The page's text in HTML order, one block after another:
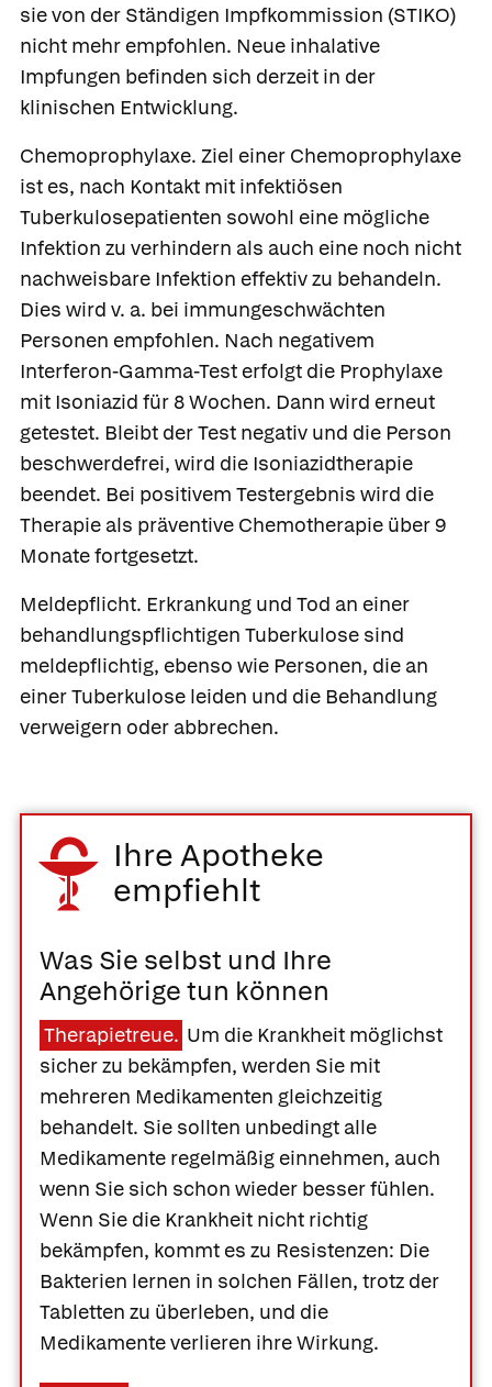
sie von der Ständigen Impfkommission (STIKO)
nicht mehr empfohlen. Neue inhalative
Impfungen befinden sich derzeit in der
klinischen Entwicklung.
Chemoprophylaxe. Ziel einer Chemoprophylaxe
ist es, nach Kontakt mit infektiösen
Tuberkulosepatienten sowohl eine mögliche
Infektion zu verhindern als auch eine noch nicht
nachweisbare Infektion effektiv zu behandeln.
Dies wird v. a. bei immungeschwächten
Personen empfohlen. Nach negativem
Interferon-Gamma-Test erfolgt die Prophylaxe
mit Isoniazid für 8 Wochen. Dann wird erneut
getestet. Bleibt der Test negativ und die Person
beschwerdefrei, wird die Isoniazidtherapie
beendet. Bei positivem Testergebnis wird die
Therapie als präventive Chemotherapie über 9
Monate fortgesetzt.
Meldepflicht. Erkrankung und Tod an einer
behandlungspflichtigen Tuberkulose sind
meldepflichtig, ebenso wie Personen, die an
einer Tuberkulose leiden und die Behandlung
verweigern oder abbrechen.
Ihre Apotheke
empfiehlt
Was Sie selbst und Ihre
Angehörige tun können
Therapietreue. Um die Krankheit möglichst
sicher zu bekämpfen, werden Sie mit
mehreren Medikamenten gleichzeitig
behandelt. Sie sollten unbedingt alle
Medikamente regelmäßig einnehmen, auch
wenn Sie sich schon wieder besser fühlen.
Wenn Sie die Krankheit nicht richtig
bekämpfen, kommt es zu Resistenzen: Die
Bakterien lernen in solchen Fällen, trotz der
Tabletten zu überleben, und die
Medikamente verlieren ihre Wirkung.
empfiehlt
Ihrer Nähe